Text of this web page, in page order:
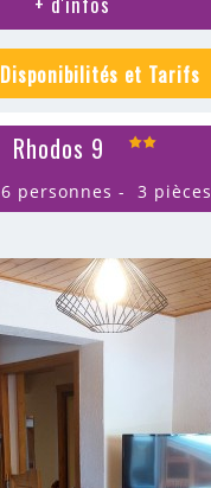
Disponibilités et Tarifs
Rhodos 9
6 personnes 3 pièces